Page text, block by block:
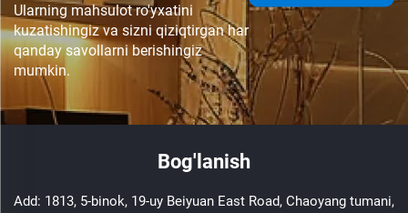
Ularning mahsulot ro'yxatini
kuzatishingiz va sizni qiziqtirgan har
qanday savollarni berishingiz
mumkin.
Bog'lanish
Add: 1813, 5-binok, 19-uy Beiyuan East Road, Chaoyang tumani,